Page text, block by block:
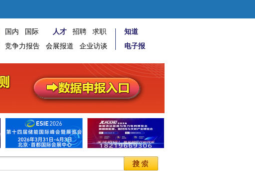
国内 国际 人才 招聘
求职
竞争力报告 会展报道 企业访谈
知道
电子报